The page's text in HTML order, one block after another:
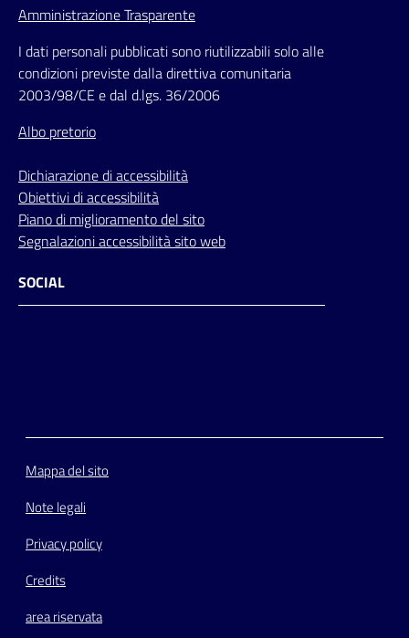
Amministrazione Trasparente
I dati personali pubblicati sono riutilizzabili solo alle
condizioni previste dalla direttiva comunitaria
2003/98/CE e dal d.lgs. 36/2006
Albo pretorio
Dichiarazione di accessibilità
Obiettivi di accessibilità
Piano di miglioramento del sito
Segnalazioni accessibilità sito web
SOCIAL
Mappa del sito
Note legali
Privacy policy
Credits
area riservata